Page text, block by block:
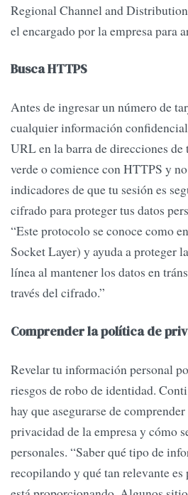
Regional Channel and
el encargado por la empresa para
Busca HTTPS
Antes de ingresar un número de
cualquier información
URL en la barra de direcciones de
verde o comience con HTTPS y
indicadores de que tu sesión es
cifrado para proteger tus datos
“Este protocolo se conoce como
Socket Layer) y ayuda a proteger
línea al mantener los datos en
través del cifrado.”
Comprender la política de
Revelar tu información personal
riesgos de robo de identidad.
hay que asegurarse de
privacidad de la empresa y cómo
personales. “Saber qué tipo de
recopilando y qué tan relevante es